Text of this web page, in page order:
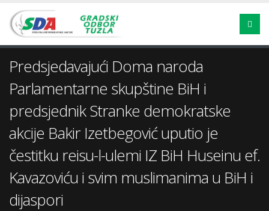
Predsjedavajući Doma naroda
Parlamentarne skupštine BiH i
predsjednik Stranke demokratske
akcije Bakir Izetbegović uputio je
čestitku reisu-l-ulemi IZ BiH Huseinu ef.
Kavazoviću i svim muslimanima u BiH i
dijaspori